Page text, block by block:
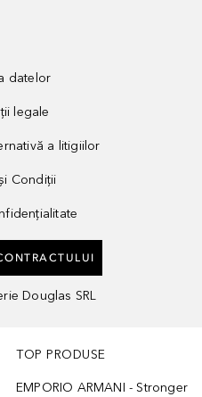
datelor
legale
a litigiilor
Condiții
Douglas SRL
TOP PRODUSE
EMPORIO ARMANI - Stronger